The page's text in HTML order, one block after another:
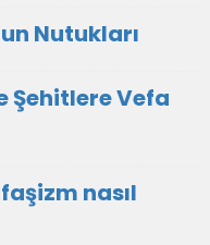
Nutukları
Şehitlere Vefa
nasıl